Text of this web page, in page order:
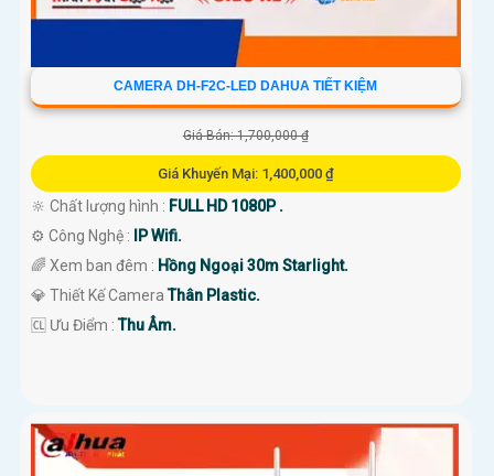
CAMERA DH-F2C-LED DAHUA TIẾT KIỆM
Giá Bán: 1,700,000 ₫
Giá Khuyến Mại: 1,400,000 ₫
🔆 Chất lượng hình : FULL HD 1080P .
⚙ Công Nghệ :
IP Wifi.
🌈 Xem ban đêm : Hồng Ngoại 30m Starlight.
💎 Thiết Kế CameraThân Plastic.
️🆑 Ưu Điểm :Thu Âm.